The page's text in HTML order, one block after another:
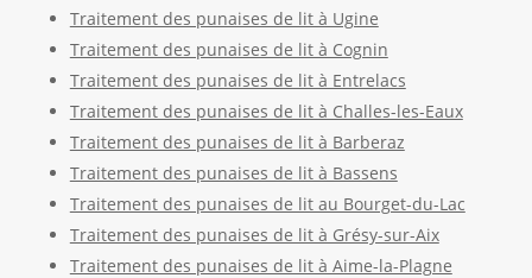
Traitement des punaises de lit à Ugine
Traitement des punaises de lit à Cognin
Traitement des punaises de lit à Entrelacs
Traitement des punaises de lit à Challes-les-Eaux
Traitement des punaises de lit à Barberaz
Traitement des punaises de lit à Bassens
Traitement des punaises de lit au Bourget-du-Lac
Traitement des punaises de lit à Grésy-sur-Aix
Traitement des punaises de lit à Aime-la-Plagne